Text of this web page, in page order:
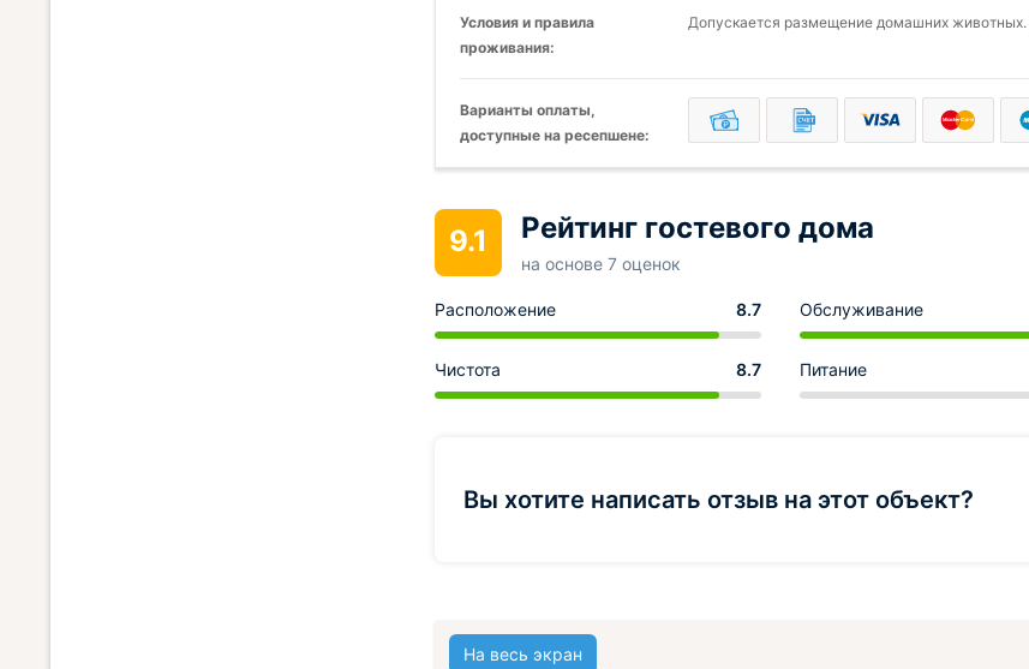
Условия и правила
проживания:
Допускается размещение домашних животных.
Варианты оплаты,
доступные на ресепшене:
9.1 Рейтинг гостевого дома
на основе 7 оценок
Расположение 8.7 Обслуживание
Чистота 8.7 Питание
Вы хотите написать отзыв на этот объект?
На весь экран